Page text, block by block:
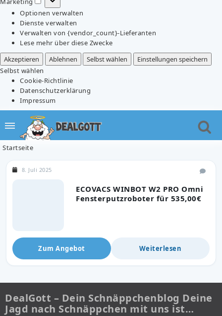
Marketing
Optionen verwalten
Dienste verwalten
Verwalten von {vendor_count}-Lieferanten
Lese mehr über diese Zwecke
Akzeptieren
Ablehnen Selbst wählen
Einstellungen speichern
Selbst wählen
Cookie-Richtlinie
Datenschutzerklärung
Impressum
Startseite
ECOVACS WINBOT W2 PRO Omni
Fensterputzroboter für 535,00€
8. Juli 2025
Zum Angebot Weiterlesen
DealGott – Dein Schnäppchenblog Deine
Jagd nach Schnäppchen mit uns ist…